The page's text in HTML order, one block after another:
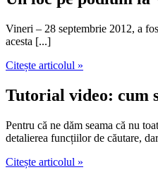
Vineri – 28 septembrie 2012, a
acesta [...]
Citește articolul »
Tutorial video: cum
Pentru că ne dăm seama că nu
detalierea funcțiilor de căutare,
Citește articolul »